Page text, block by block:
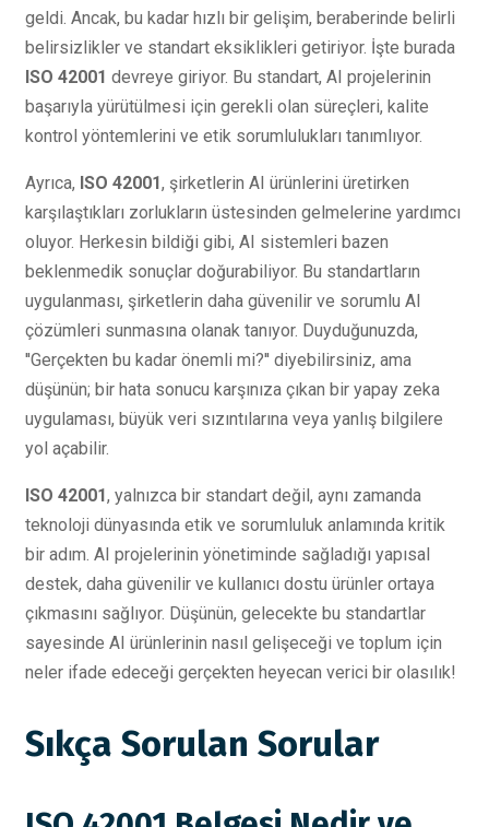
geldi. Ancak, bu kadar hızlı bir gelişim, beraberinde belirli
belirsizlikler ve standart eksiklikleri getiriyor. İşte burada
ISO 42001 devreye giriyor. Bu standart, AI projelerinin
başarıyla yürütülmesi için gerekli olan süreçleri, kalite
kontrol yöntemlerini ve etik sorumlulukları tanımlıyor.
Ayrıca, ISO 42001, şirketlerin AI ürünlerini üretirken
karşılaştıkları zorlukların üstesinden gelmelerine yardımcı
oluyor. Herkesin bildiği gibi, AI sistemleri bazen
beklenmedik sonuçlar doğurabiliyor. Bu standartların
uygulanması, şirketlerin daha güvenilir ve sorumlu AI
çözümleri sunmasına olanak tanıyor. Duyduğunuzda,
''Gerçekten bu kadar önemli mi?'' diyebilirsiniz, ama
düşünün; bir hata sonucu karşınıza çıkan bir yapay zeka
uygulaması, büyük veri sızıntılarına veya yanlış bilgilere
yol açabilir.
ISO 42001, yalnızca bir standart değil, aynı zamanda
teknoloji dünyasında etik ve sorumluluk anlamında kritik
bir adım. AI projelerinin yönetiminde sağladığı yapısal
destek, daha güvenilir ve kullanıcı dostu ürünler ortaya
çıkmasını sağlıyor. Düşünün, gelecekte bu standartlar
sayesinde AI ürünlerinin nasıl gelişeceği ve toplum için
neler ifade edeceği gerçekten heyecan verici bir olasılık!
Sıkça Sorulan Sorular